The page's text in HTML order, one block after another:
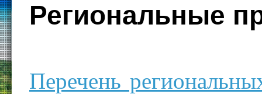
Региональные
Перечень